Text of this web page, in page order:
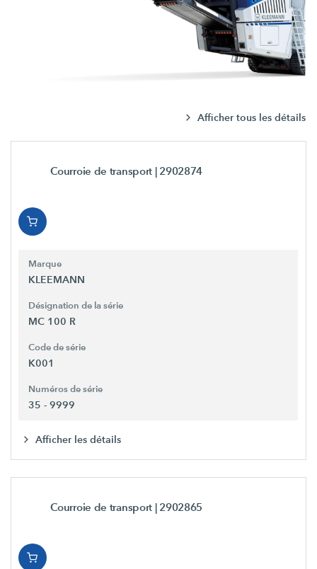
Afficher tous les détails
Courroie de transport | 2902874
Marque
KLEEMANN
Désignation de la série
MC 100 R
Code de série
K001
Numéros de série
35 - 9999
Afficher les détails
Courroie de transport | 2902865